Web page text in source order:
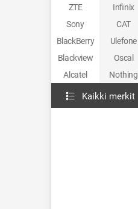
ZTE
Infinix
Sony
CAT
BlackBerry
Ulefone
Blackview
Oscal
Alcatel
Nothing
Kaikki merkit